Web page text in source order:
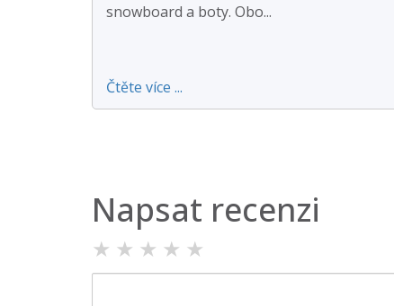
snowboard a boty. Obo...
Čtěte více ...
Napsat recenzi
★ ★ ★ ★ ★